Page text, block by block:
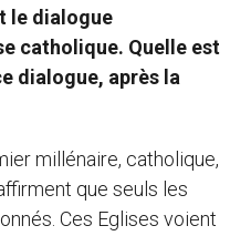
le dialogue
catholique. Quelle est
dialogue, après la
millénaire, catholique,
que seuls les
Ces Eglises voient